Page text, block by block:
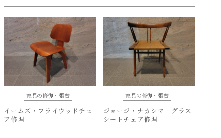
家具の修復・張替
イームズ・プライウッドチェ
ア修理
家具の修復・張替
ジョージ・ナカシマ グラス
シートチェア修理